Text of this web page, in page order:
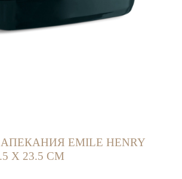
EMILE HENRY
Х 23.5 СМ